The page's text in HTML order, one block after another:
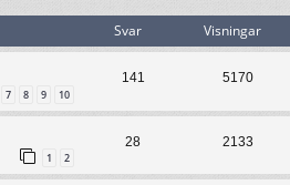
Svar Visningar
7 8 9 10
141 5170
1 2
28 2133